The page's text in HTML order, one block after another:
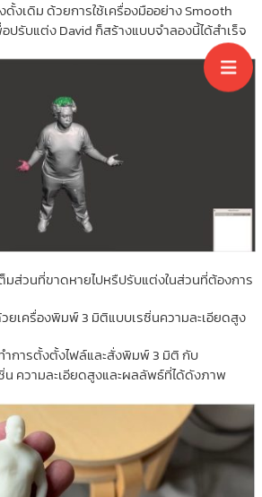
งเดิม ด้วยการใช้เครื่องมืออย่าง Smooth
ปรับแต่ง David ก็สร้างแบบจำลองนี้ได้สำเร็จ
มส่วนที่ขาดหายไปหรืปรับแต่งในส่วนที่ต้องการ
ยเครื่องพิมพ์ 3 มิติแบบเรซิ่นความละเอียดสูง
การตั้งตั้งไฟล์และสั่งพิมพ์ 3 มิติ กับ
น ความละเอียดสูงและผลลัพธ์ที่ได้ดังภาพ